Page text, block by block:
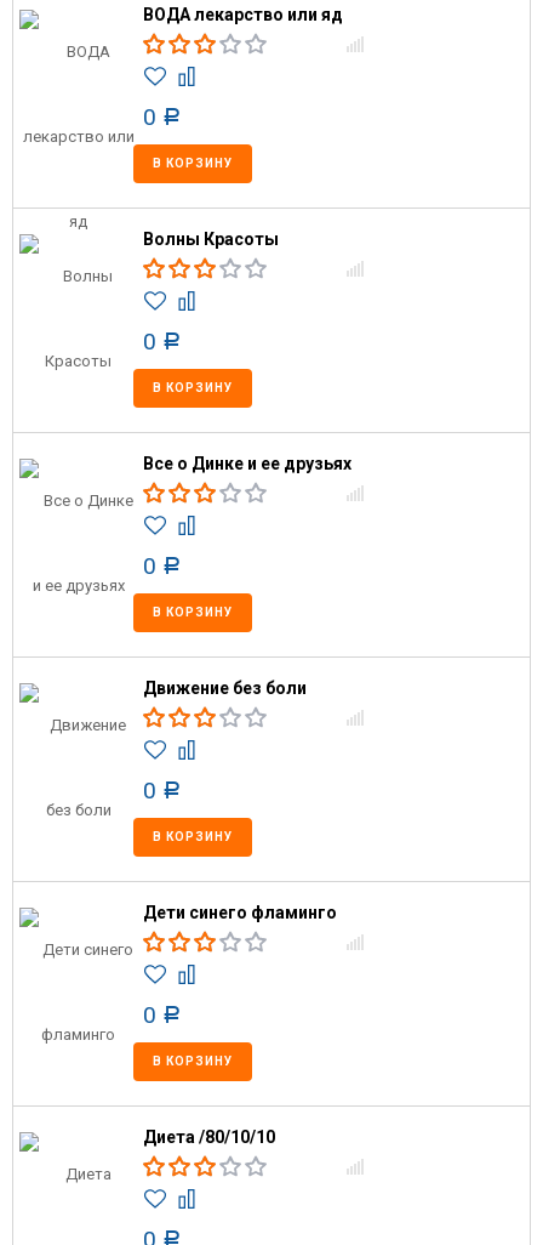
ВОДА лекарство или яд
0 Р
В КОРЗИНУ
Волны Красоты
0 Р
В КОРЗИНУ
Все о Динке и ее друзьях
0 Р
В КОРЗИНУ
Движение без боли
0 Р
В КОРЗИНУ
Дети синего фламинго
0 Р
В КОРЗИНУ
Диета /80/10/10
Р